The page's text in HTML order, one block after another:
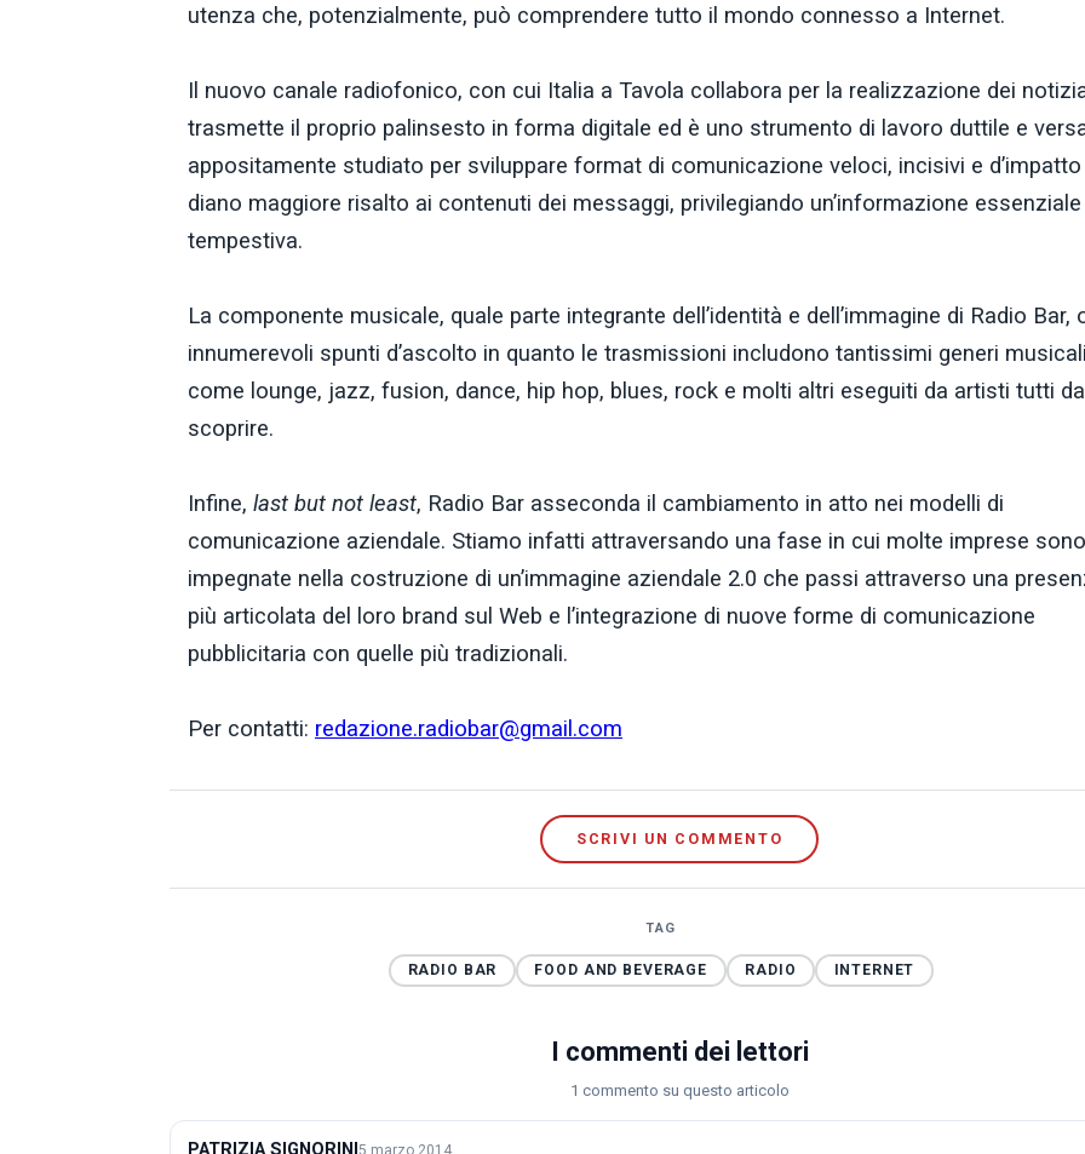
utenza che, potenzialmente, può comprendere tutto il mondo connesso a Internet.
Il nuovo canale radiofonico, con cui Italia a Tavola collabora per la realizzazione dei
trasmette il proprio palinsesto in forma digitale ed è uno strumento di lavoro duttile e
appositamente studiato per sviluppare format di comunicazione veloci, incisivi e
diano maggiore risalto ai contenuti dei messaggi, privilegiando un’informazione
tempestiva.
La componente musicale, quale parte integrante dell’identità e dell’immagine di Radio Bar,
innumerevoli spunti d’ascolto in quanto le trasmissioni includono tantissimi generi
come lounge, jazz, fusion, dance, hip hop, blues, rock e molti altri eseguiti da artisti tutti da
scoprire.
Infine, last but not least, Radio Bar asseconda il cambiamento in atto nei modelli di
comunicazione aziendale. Stiamo infatti attraversando una fase in cui molte imprese sono
impegnate nella costruzione di un’immagine aziendale 2.0 che passi attraverso una
più articolata del loro brand sul Web e l’integrazione di nuove forme di comunicazione
pubblicitaria con quelle più tradizionali.
Per contatti: redazione.radiobar@gmail.com
SCRIVI UN COMMENTO
TAG
RADIO BAR FOOD AND BEVERAGE RADIO INTERNET
I commenti dei lettori
1 commento su questo articolo